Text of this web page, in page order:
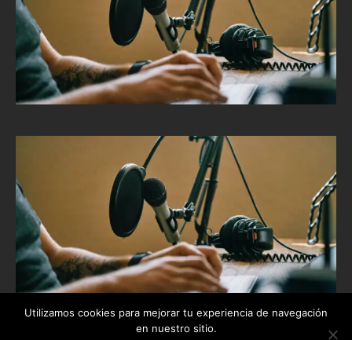
Utilizamos cookies para mejorar tu experiencia de navegación
en nuestro sitio.